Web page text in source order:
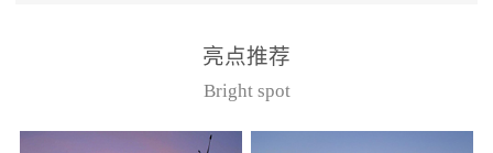
件。其主要安装于12kV的
美式箱变中，可与其它电
40.5kV系统作为电压互感
器的过载及短路保护用。
亮点推荐
Bright spot